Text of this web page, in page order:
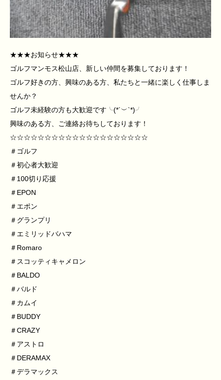
★★★お知らせ★★★
ゴルフマンモス松山店、新しい仲間を募集しております！
ゴルフ好きの方、興味のある方、私たちと一緒に楽しく仕事しま
せんか？
ゴルフ未経験の方も大歓迎です╰(*´︶`*)╯
興味のある方、ご連絡お待ちしております！
☆☆☆☆☆☆☆☆☆☆☆☆☆☆☆☆☆☆☆☆
＃ゴルフ
＃初心者大歓迎
＃100切り応援
＃EPON
＃エポン
＃グランプリ
＃エミリッドバハマ
＃Romaro
＃スコッティキャメロン
＃BALDO
＃バルド
＃カムイ
＃BUDDY
＃CRAZY
＃アストロ
＃DERAMAX
＃デラマックス